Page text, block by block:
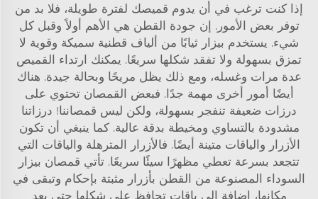
إذا كنت ترغب في أن يدوم قميصك لفترة طويلة، فلا بد من
توفر بعض الأمور. إن جودة القطن هي الأهم أولاً وقبل كل
شيء. يستخدم بيزار ثيابًا من ألياف قطنية سميكة وقوية لا
تمزق بسهولة ولا تفقد شكلها سريعًا. يمكنك ارتداء القميص
عدة مرات وغسله، ومع ذلك يظل مريحًا وبحالة جيدة. هناك
أيضًا أمور أخرى مهمة جدًا. فبعض القمصان تحتوي على
درزات ضعيفة تنفجر بسهولة، ولكن ليس قمصاننا! درزاتنا
مشدودة بالتساوي ومخيطة بدقة عالية. كما ينبغي أن تكون
الأزرار والياقات متينة أيضًا. فالأزرار المترهلة والياقات التي
تتجعد بسرعة تعطي مظهرًا سيئًا سريعًا. تأتي قمصان بيزار
السوداء المصنوعة من القطن بأزرار مثبتة بإحكام وتبقى في